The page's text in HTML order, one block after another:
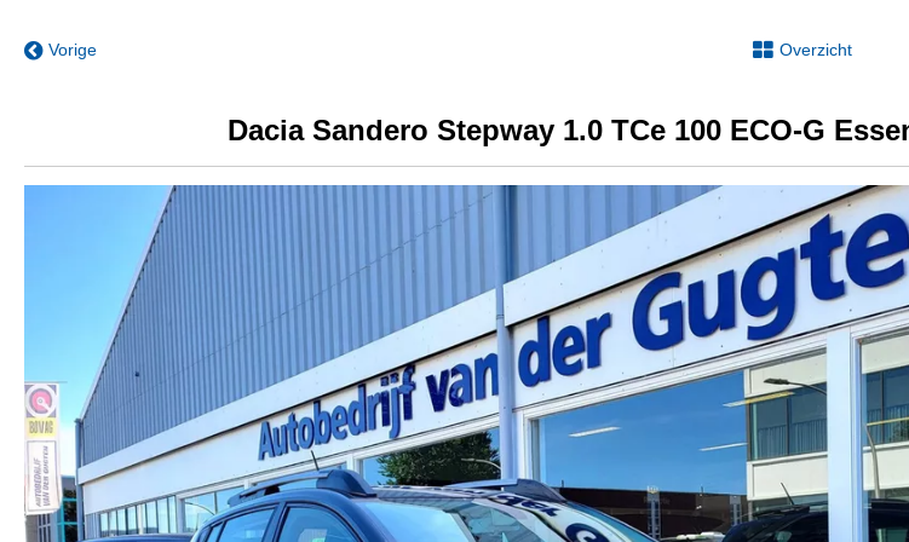
Vorige Overzicht
Dacia Sandero Stepway 1.0 TCe 100 ECO-G